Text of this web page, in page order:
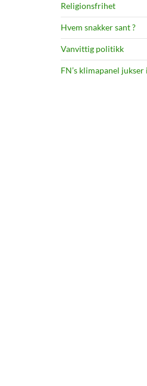
Religionsfrihet
Hvem snakker sant ?
Vanvittig politikk
FN’s klimapanel jukser